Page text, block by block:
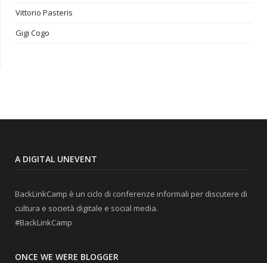
Vittorio Pasteris
Gigi Cogo
A DIGITAL UNEVENT
BackLinkCamp è un ciclo di conferenze informali per discutere di
cultura e società digitale e social media.
#BackLinkCamp
ONCE WE WERE BLOGGER